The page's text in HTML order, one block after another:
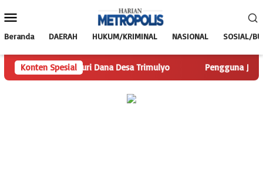
ke
Mobile
Beranda DAERAH HUKUM/KRIMINAL NASIONAL SOSIAL/
Konten Spesial
Telusuri Dana Desa Trimulyo Pengguna Jalan